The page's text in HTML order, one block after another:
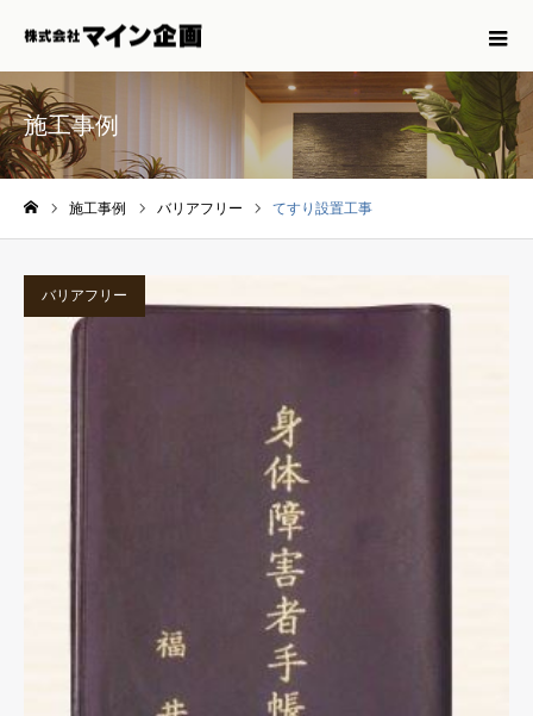
施工事例
施工事例 バリアフリー てすり設置工事
バリアフリー